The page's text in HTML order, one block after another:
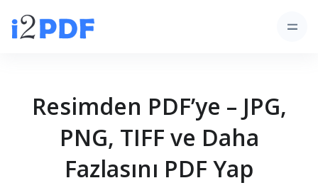
Resimden PDF’ye – JPG,
PNG, TIFF ve Daha
Fazlasını PDF Yap